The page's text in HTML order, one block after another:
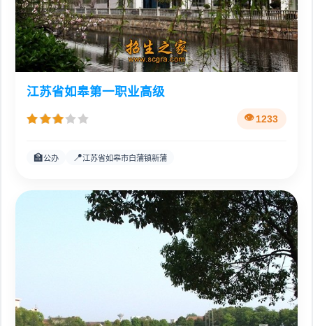
江苏省如皋第一职业高级
1233
🏫公办 📍江苏省如皋市白蒲镇新蒲